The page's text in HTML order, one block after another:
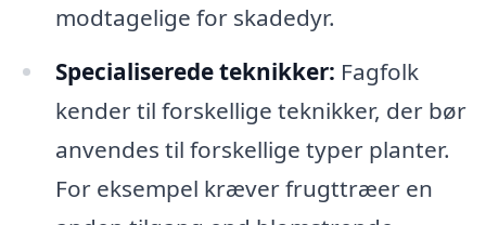
modtagelige for skadedyr.
Specialiserede teknikker: Fagfolk
kender til forskellige teknikker, der bør
anvendes til forskellige typer planter.
For eksempel kræver frugttræer en